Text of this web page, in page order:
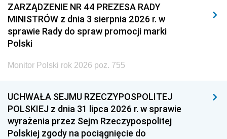
2011 2010 2009
2008 2007 2006
2005
1996 1995 1994
1993 1992 1991
1990 1989
ZARZĄDZENIE NR 44 PREZESA RADY
MINISTRÓW z dnia 3 sierpnia 2026 r. w
sprawie Rady do spraw promocji marki
Polski
Monitor Polski rok 2026 poz. 755
UCHWAŁA SEJMU RZECZYPOSPOLITEJ
POLSKIEJ z dnia 31 lipca 2026 r. w sprawie
wyrażenia przez Sejm Rzeczypospolitej
Polskiej zgody na pociągnięcie do